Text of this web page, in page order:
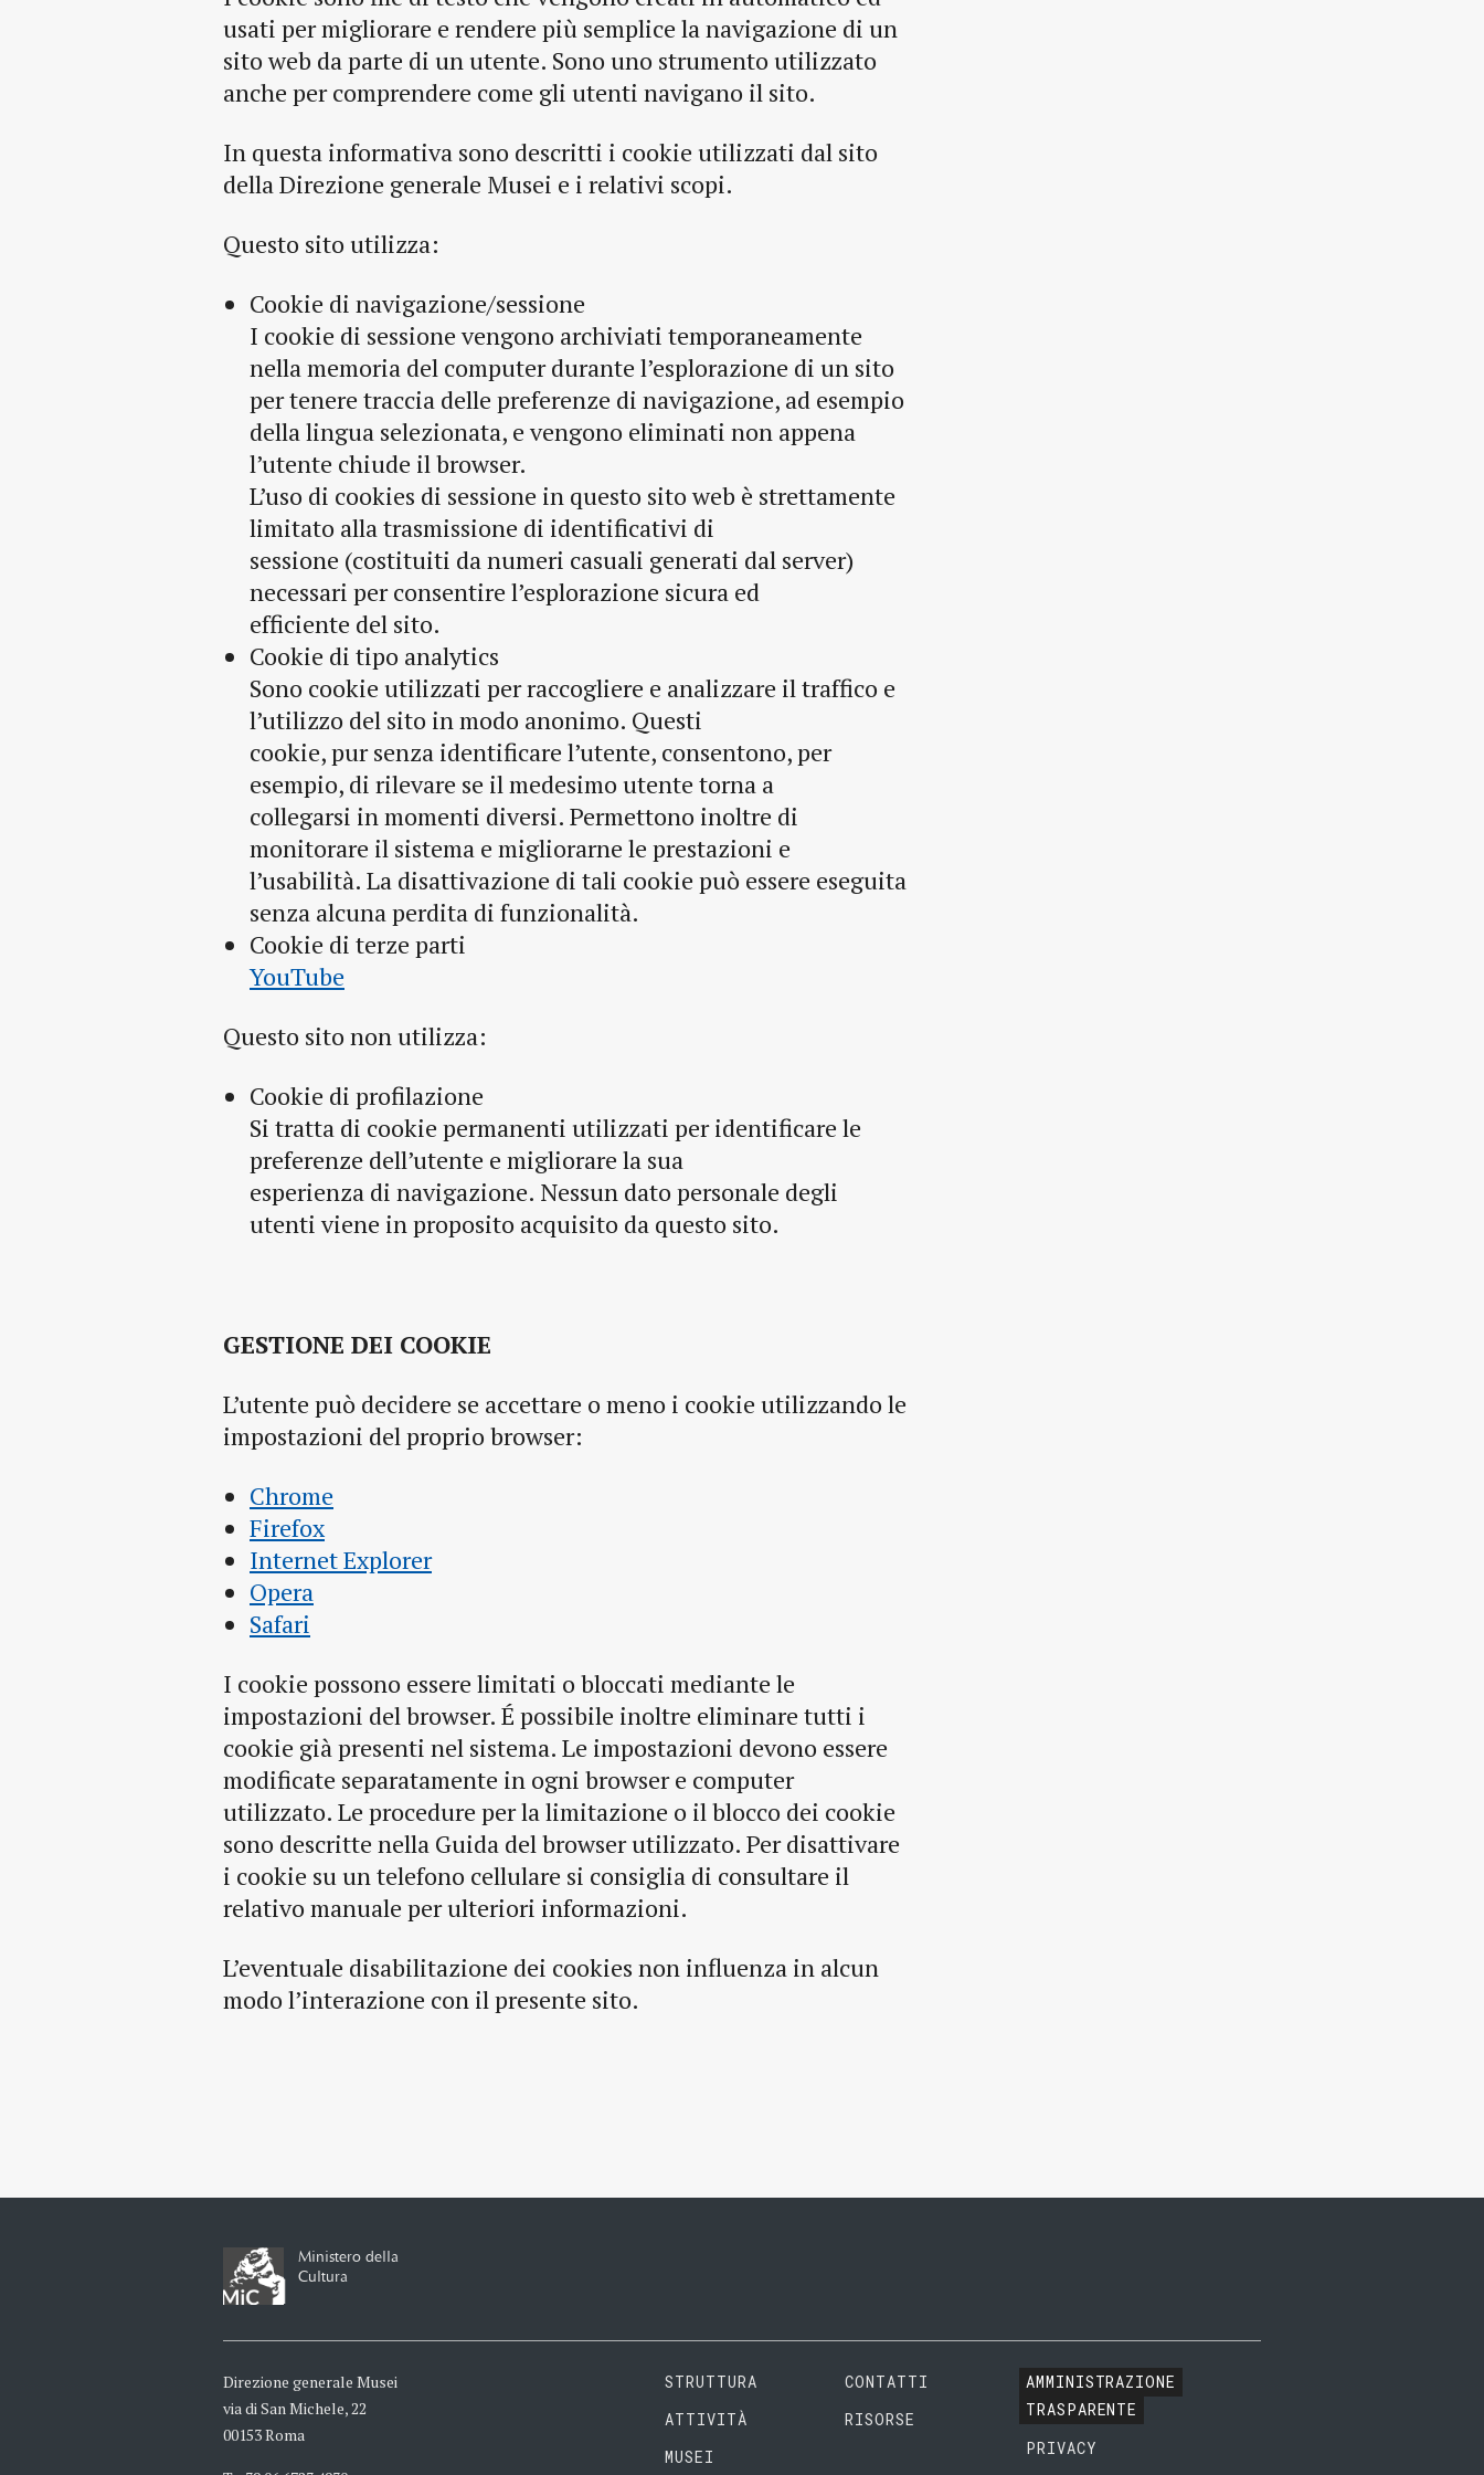
usati per migliorare e rendere più semplice la navigazione di un
sito web da parte di un utente. Sono uno strumento utilizzato
anche per comprendere come gli utenti navigano il sito.
In questa informativa sono descritti i cookie utilizzati dal sito
della Direzione generale Musei e i relativi scopi.
Questo sito utilizza:
Cookie di navigazione/sessione
I cookie di sessione vengono archiviati temporaneamente
nella memoria del computer durante l’esplorazione di un sito
per tenere traccia delle preferenze di navigazione, ad esempio
della lingua selezionata, e vengono eliminati non appena
l’utente chiude il browser.
L’uso di cookies di sessione in questo sito web è strettamente
limitato alla trasmissione di identificativi di
sessione (costituiti da numeri casuali generati dal server)
necessari per consentire l’esplorazione sicura ed
efficiente del sito.
Cookie di tipo analytics
Sono cookie utilizzati per raccogliere e analizzare il traffico e
l’utilizzo del sito in modo anonimo. Questi
cookie, pur senza identificare l’utente, consentono, per
esempio, di rilevare se il medesimo utente torna a
collegarsi in momenti diversi. Permettono inoltre di
monitorare il sistema e migliorarne le prestazioni e
l’usabilità. La disattivazione di tali cookie può essere eseguita
senza alcuna perdita di funzionalità.
Cookie di terze parti
YouTube
Questo sito non utilizza:
Cookie di profilazione
Si tratta di cookie permanenti utilizzati per identificare le
preferenze dell’utente e migliorare la sua
esperienza di navigazione. Nessun dato personale degli
utenti viene in proposito acquisito da questo sito.
GESTIONE DEI COOKIE
L’utente può decidere se accettare o meno i cookie utilizzando le
impostazioni del proprio browser:
Chrome
Firefox
Internet Explorer
Opera
Safari
I cookie possono essere limitati o bloccati mediante le
impostazioni del browser. É possibile inoltre eliminare tutti i
cookie già presenti nel sistema. Le impostazioni devono essere
modificate separatamente in ogni browser e computer
utilizzato. Le procedure per la limitazione o il blocco dei cookie
sono descritte nella Guida del browser utilizzato. Per disattivare
i cookie su un telefono cellulare si consiglia di consultare il
relativo manuale per ulteriori informazioni.
L’eventuale disabilitazione dei cookies non influenza in alcun
modo l’interazione con il presente sito.
Ministero della
Cultura
Direzione generale Musei
via di San Michele, 22
00153 Roma
STRUTTURA
ATTIVITÀ
MUSEI
CONTATTI
RISORSE
AMMINISTRAZIONE
TRASPARENTE
PRIVACY